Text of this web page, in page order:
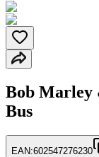
Bob Marley
Bus
EAN:602547276230